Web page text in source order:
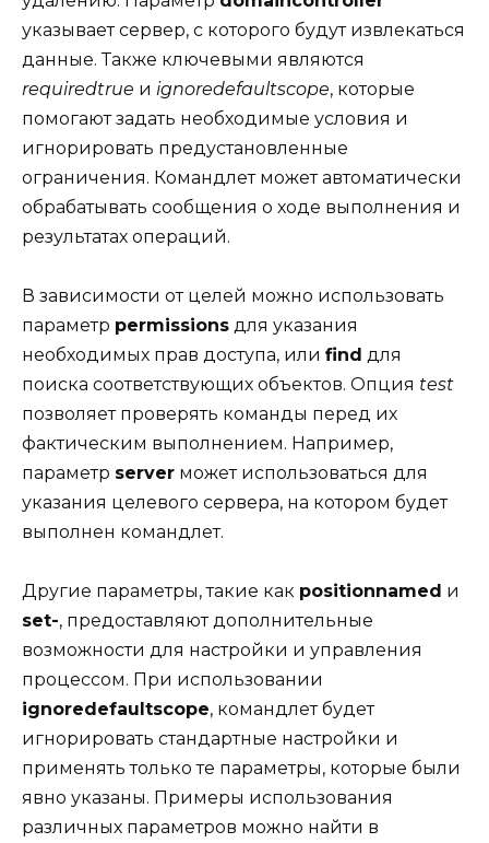
указывает сервер, с которого будут извлекаться
данные. Также ключевыми являются
requiredtrue и ignoredefaultscope, которые
помогают задать необходимые условия и
игнорировать предустановленные
ограничения. Командлет может автоматически
обрабатывать сообщения о ходе выполнения и
результатах операций.
В зависимости от целей можно использовать
параметр permissions для указания
необходимых прав доступа, или find для
поиска соответствующих объектов. Опция test
позволяет проверять команды перед их
фактическим выполнением. Например,
параметр server может использоваться для
указания целевого сервера, на котором будет
выполнен командлет.
Другие параметры, такие как positionnamed и
set-, предоставляют дополнительные
возможности для настройки и управления
процессом. При использовании
ignoredefaultscope, командлет будет
игнорировать стандартные настройки и
применять только те параметры, которые были
явно указаны. Примеры использования
различных параметров можно найти в